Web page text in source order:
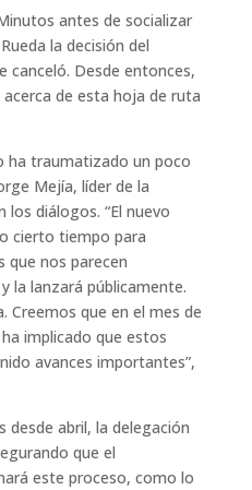
antes de socializar
la decisión del
canceló. Desde entonces,
de esta hoja de ruta
ha traumatizado un poco
Mejía, líder de la
los diálogos. “El nuevo
cierto tiempo para
que nos parecen
la lanzará públicamente.
Creemos que en el mes de
implicado que estos
avances importantes”,
desde abril, la delegación
que el
este proceso, como lo